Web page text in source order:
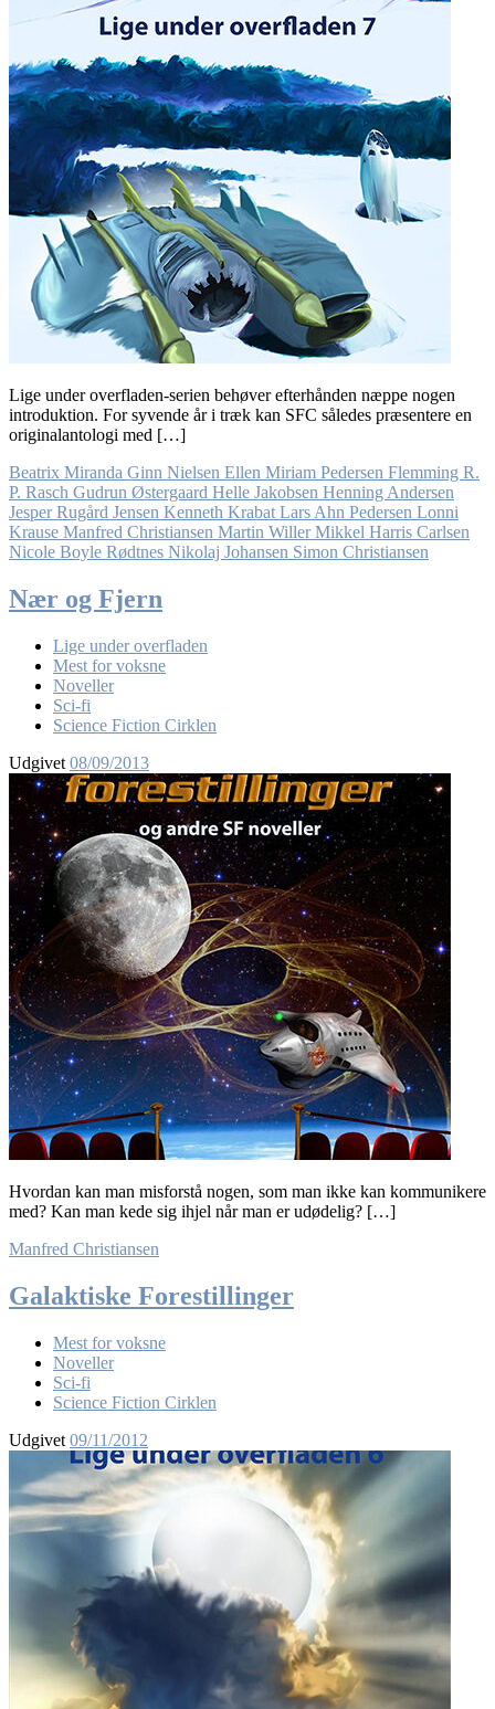
Lige under overfladen-serien behøver efterhånden næppe nogen
introduktion. For syvende år i træk kan SFC således præsentere en
originalantologi med […]
Beatrix Miranda Ginn Nielsen Ellen Miriam Pedersen Flemming R.
P. Rasch Gudrun Østergaard Helle Jakobsen Henning Andersen
Jesper Rugård Jensen Kenneth Krabat Lars Ahn Pedersen Lonni
Krause Manfred Christiansen Martin Willer Mikkel Harris Carlsen
Nicole Boyle Rødtnes Nikolaj Johansen Simon Christiansen
Nær og Fjern
Lige under overfladen
Mest for voksne
Noveller
Sci-fi
Science Fiction Cirklen
Udgivet 08/09/2013
Hvordan kan man misforstå nogen, som man ikke kan kommunikere
med? Kan man kede sig ihjel når man er udødelig? […]
Manfred Christiansen
Galaktiske Forestillinger
Mest for voksne
Noveller
Sci-fi
Science Fiction Cirklen
Udgivet 09/11/2012